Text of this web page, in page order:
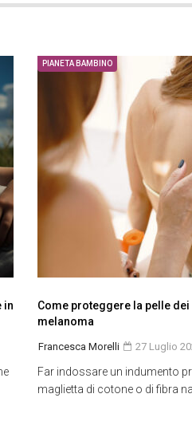
in
PIANETA BAMBINO
Come proteggere la pelle
melanoma
Francesca Morelli 27 Luglio
Far indossare un indumento
maglietta di cotone o di fibra